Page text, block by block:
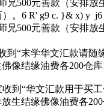
兄500元善款（安排放
。 6 R' g9 c. }& x) y j6
兄500元善款（安排放
到“末学华文汇款请随
像结缘油费各200仓库
收到“华文汇款用于买
生结缘佛像油费各200